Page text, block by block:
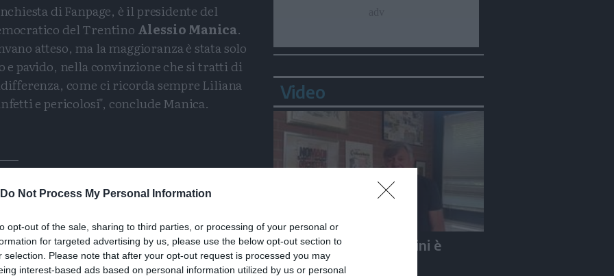
Do Not Process My Personal Information
opt-out of the sale, sharing to third parties, or processing of your personal or
for targeted advertising by us, please use the below opt-out section to
selection. Please note that after your opt-out request is processed you may
interest-based ads based on personal information utilized by us or personal
di Fanpage, è il presidente del
del Trentino Alessio Manica.
atteso, ma la maggioranza è stata solo
e pavido, nella convinzione che si tratti di
come ci ricorda sempre Liliana
e pericolosi", conclude Manica.
Video
Beppe Carletti: «Guccini è
stato un Nomade»